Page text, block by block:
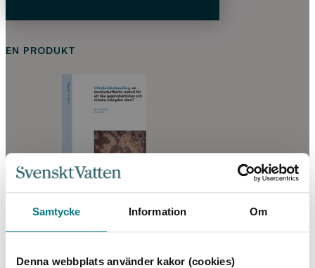
Samtycke Information Om
Denna webbplats använder kakor (cookies)
EN PRODUKT
Ultraljudsbehandling, en kostnadseffektiv metod
för att öka gasproduktionen och minska mängden